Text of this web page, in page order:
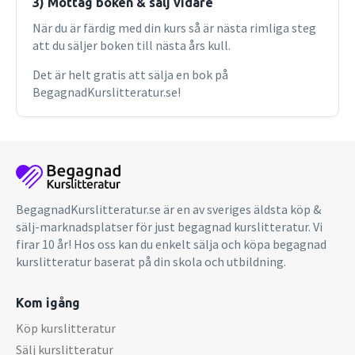
När du är färdig med din kurs så är nästa rimliga steg
att du säljer boken till nästa års kull.
Det är helt gratis att sälja en bok på
BegagnadKurslitteratur.se!
BegagnadKurslitteratur.se är en av sveriges äldsta köp &
sälj-marknadsplatser för just begagnad kurslitteratur. Vi
firar 10 år! Hos oss kan du enkelt sälja och köpa begagnad
kurslitteratur baserat på din skola och utbildning.
Kom igång
Köp kurslitteratur
Sälj kurslitteratur